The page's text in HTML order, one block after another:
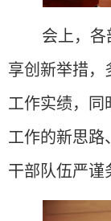
会上，各
享创新举措，
工作实绩，同
工作的新思路
干部队伍严谨